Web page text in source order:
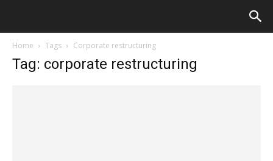
Home Tags Corporate restructuring
Tag: corporate restructuring